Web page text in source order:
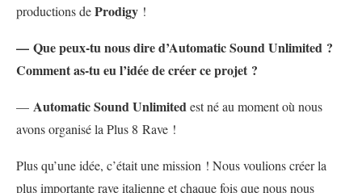
productions deProdigy !
— Que peux-tu nous dire d’Automatic Sound Unlimited ?
Comment as-tu eu l’idée de créer ce projet ?
— Automatic Sound Unlimitedest né au moment où nous
avons organisé la Plus 8 Rave !
Plus qu’une idée, c’était une mission ! Nous voulions créer la
plus importante rave italienne et chaque fois que nous nous